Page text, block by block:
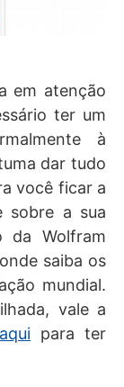
em atenção
ter um
à
dar tudo
você ficar a
sobre a sua
da Wolfram
saiba os
mundial.
vale a
para ter